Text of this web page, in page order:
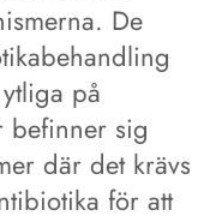
De
på
befinner sig
där det krävs
för att